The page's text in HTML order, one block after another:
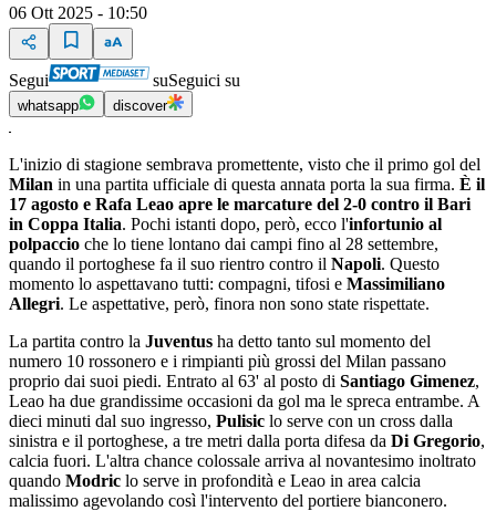
06 Ott 2025 - 10:50
Segui suSeguici su
whatsapp discover
L'inizio di stagione sembrava promettente, visto che il primo gol del
Milan in una partita ufficiale di questa annata porta la sua firma. È il
17 agosto e Rafa Leao apre le marcature del 2-0 contro il Bari
in Coppa Italia. Pochi istanti dopo, però, ecco l'infortunio al
polpaccio che lo tiene lontano dai campi fino al 28 settembre,
quando il portoghese fa il suo rientro contro il Napoli. Questo
momento lo aspettavano tutti: compagni, tifosi e Massimiliano
Allegri. Le aspettative, però, finora non sono state rispettate.
La partita contro la Juventus ha detto tanto sul momento del
numero 10 rossonero e i rimpianti più grossi del Milan passano
proprio dai suoi piedi. Entrato al 63' al posto di Santiago Gimenez,
Leao ha due grandissime occasioni da gol ma le spreca entrambe. A
dieci minuti dal suo ingresso, Pulisic lo serve con un cross dalla
sinistra e il portoghese, a tre metri dalla porta difesa da Di Gregorio,
calcia fuori. L'altra chance colossale arriva al novantesimo inoltrato
quando Modric lo serve in profondità e Leao in area calcia
malissimo agevolando così l'intervento del portiere bianconero.